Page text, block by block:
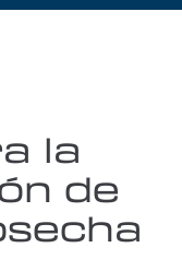
la
de